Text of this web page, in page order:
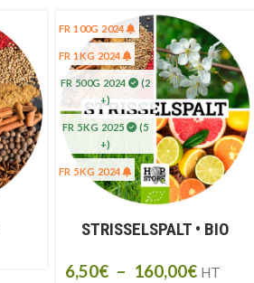
FR 100G 2024
FR 1KG 2024
FR 500G 2024
(2
+)
FR 5KG 2025
(5
+)
FR 5KG 2024
STRISSELSPALT • BIO
6,50€ – 160,00€ HT